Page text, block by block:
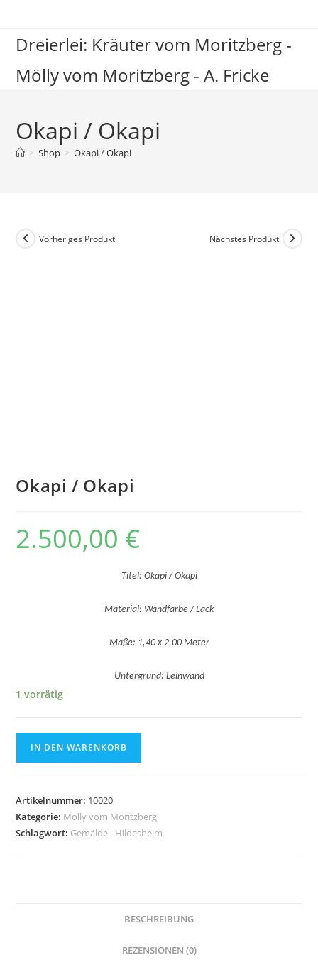
springen
Dreierlei: Kräuter vom Moritzberg -
Mölly vom Moritzberg - A. Fricke
Okapi / Okapi
> Shop > Okapi / Okapi
Vorheriges Produkt Nächstes Produkt
Okapi / Okapi
2.500,00 €
Titel: Okapi / Okapi
Material: Wandfarbe / Lack
Maße: 1,40 x 2,00 Meter
Untergrund: Leinwand
1 vorrätig
Menge
IN DEN WARENKORB
Artikelnummer: 10020
Kategorie: Mölly vom Moritzberg
Schlagwort: Gemälde - Hildesheim
BESCHREIBUNG
REZENSIONEN (0)